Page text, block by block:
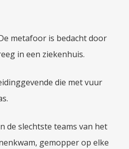
metafoor is bedacht door
in een ziekenhuis.
die met vuur
de slechtste teams van het
gemopper op elke